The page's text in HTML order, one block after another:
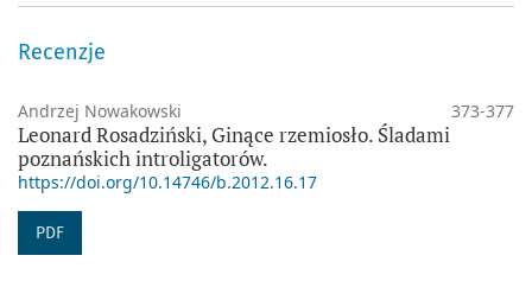
Recenzje
Andrzej Nowakowski 373-377
Leonard Rosadziński, Ginące rzemiosło. Śladami
poznańskich introligatorów.
https://doi.org/10.14746/b.2012.16.17
PDF